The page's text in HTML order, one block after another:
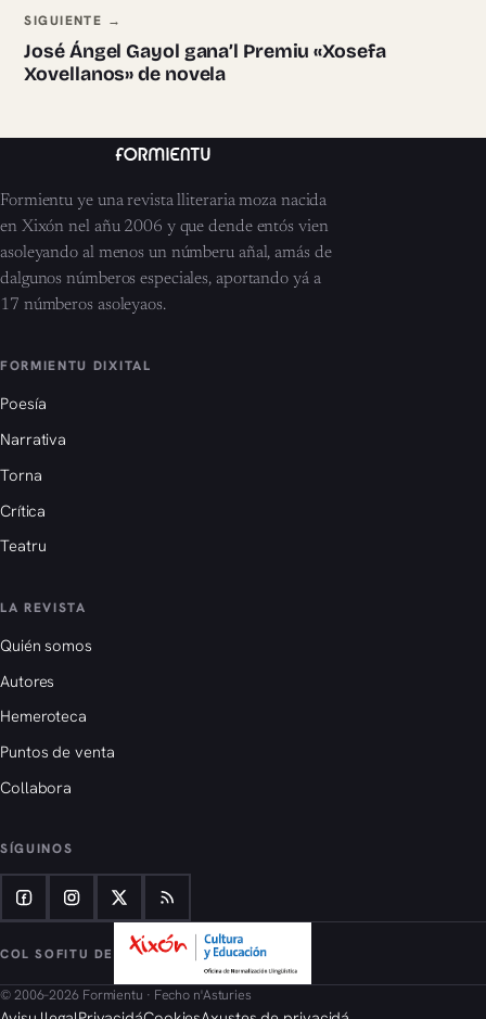
SIGUIENTE →
José Ángel Gayol gana’l Premiu «Xosefa
Xovellanos» de novela
Formientu ye una revista lliteraria moza nacida
en Xixón nel añu 2006 y que dende entós vien
asoleyando al menos un númberu añal, amás de
dalgunos númberos especiales, aportando yá a
17 númberos asoleyaos.
FORMIENTU DIXITAL
Poesía
Narrativa
Torna
Crítica
Teatru
LA REVISTA
Quién somos
Autores
Hemeroteca
Puntos de venta
Collabora
SÍGUINOS
COL SOFITU DE
© 2006–2026 Formientu · Fecho n'Asturies